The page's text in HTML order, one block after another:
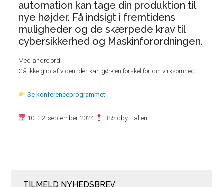
automation kan tage din produktion til
nye højder. Få indsigt i fremtidens
muligheder og de skærpede krav til
cybersikkerhed og Maskinforordningen.
Med andre ord:
Gå ikke glip af viden, der kan gøre en forskel for din virksomhed.
Se konferenceprogrammet
10.-12. september 2024 Brøndby Hallen
TILMELD NYHEDSBREV